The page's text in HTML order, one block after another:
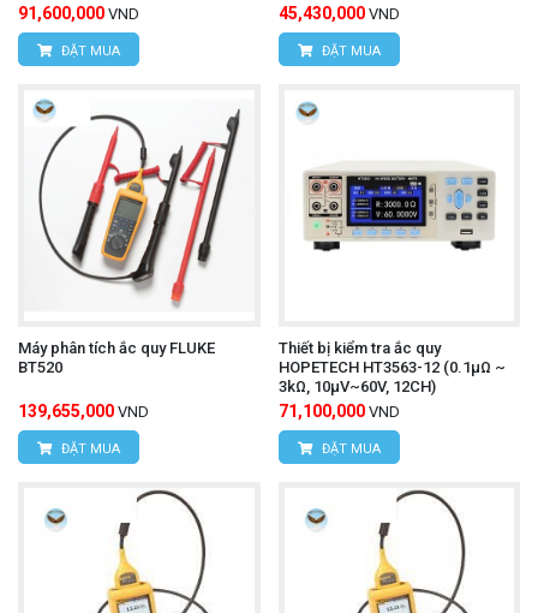
91,600,000 VND
ĐẶT MUA
45,430,000 VND
ĐẶT MUA
Máy phân tích ắc quy FLUKE
BT520
139,655,000 VND
ĐẶT MUA
Thiết bị kiểm tra ắc quy
HOPETECH HT3563-12 (0.1μΩ ~
3kΩ, 10μV~60V, 12CH)
71,100,000 VND
ĐẶT MUA